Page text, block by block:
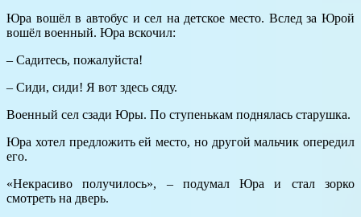
Юра вошёл в автобус и сел на детское место. Вслед за Юрой
вошёл военный. Юра вскочил:
– Садитесь, пожалуйста!
– Сиди, сиди! Я вот здесь сяду.
Военный сел сзади Юры. По ступенькам поднялась старушка.
Юра хотел предложить ей место, но другой мальчик опередил
его.
«Некрасиво получилось», – подумал Юра и стал зорко
смотреть на дверь.